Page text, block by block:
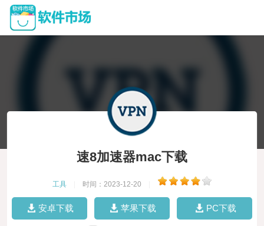
速8加速器mac下载
工具 时间：2023-12-20
安卓下载 苹果下载 PC下载